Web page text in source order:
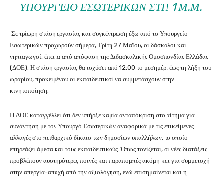
ΥΠΟΥΡΓΕΊΟ ΕΣΩΤΕΡΙΚΏΝ ΣΤΗ 1 Μ.Μ.
Σε τρίωρη στάση εργασίας και συγκέντρωση έξω από το Υπουργείο
Εσωτερικών προχωρούν σήμερα, Τρίτη 27 Μαΐου, οι δάσκαλοι και
νηπιαγωγοί, έπειτα από απόφαση της Διδασκαλικής Ομοσπονδίας Ελλάδας
(ΔΟΕ). Η στάση εργασίας θα ισχύσει από 12:00 το μεσημέρι έως τη λήξη του
ωραρίου, προκειμένου οι εκπαιδευτικοί να συμμετάσχουν στην
κινητοποίηση.
Η ΔΟΕ καταγγέλλει ότι δεν υπήρξε καμία ανταπόκριση στο αίτημα για
συνάντηση με τον Υπουργό Εσωτερικών αναφορικά με τις επικείμενες
αλλαγές στο πειθαρχικό δίκαιο των δημοσίων υπαλλήλων, το οποίο
επηρεάζει άμεσα και τους εκπαιδευτικούς. Όπως τονίζεται, οι νέες διατάξεις
προβλέπουν αυστηρότερες ποινές και παραπομπές ακόμη και για συμμετοχή
στην απεργία-αποχή από την αξιολόγηση, ενώ επισημαίνεται και η